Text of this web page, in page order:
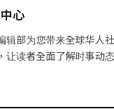
心
辑部为您带来全球华人
让读者全面了解时事动态